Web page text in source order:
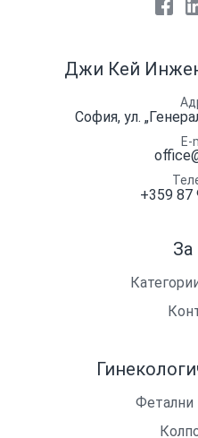
За
Фетални
Джи Кей
София, ул.
E-
+359 87